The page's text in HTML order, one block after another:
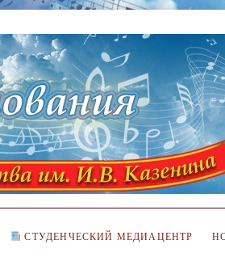
СТУДЕНЧЕСКИЙ МЕДИАЦЕНТР